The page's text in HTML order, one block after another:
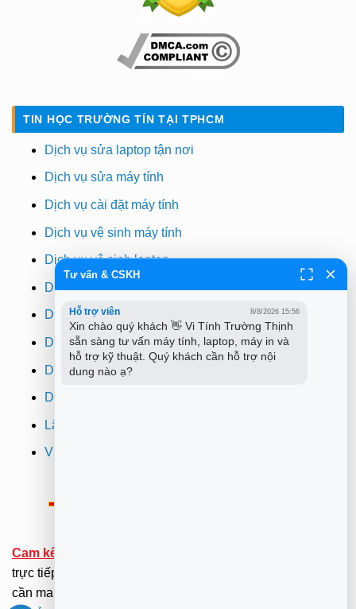
TIN HỌC TRƯỜNG TÍN TẠI TPHCM
Dịch vụ sửa laptop tận nơi
Dịch vụ sửa máy tính
Dịch vụ cài đặt máy tính
Dịch vụ vệ sinh máy tính
Dịch vụ vệ sinh laptop
Dịch vụ cài win
Dịch vụ cứu dữ liệu
Dịch vụ sửa wifi tại nhà
Dịch vụ sửa máy in
Dịch vụ nạp mực máy in
Lắp đặt camera quan sát tphcm
Vi tính Trường Thịnh
Cam kết:
trực tiếp của Khách hàng.(Hãy ở nhà gọi dịch vụ không
cần mang ra ngoài nắng mưa ). .
Tư vấn & CSKH
Hỗ trợ viên 8/8/2026 15:56
Xin chào quý khách 👋 Vi Tính Trường Thịnh
sẵn sàng tư vấn máy tính, laptop, máy in và
hỗ trợ kỹ thuật. Quý khách cần hỗ trợ nội
dung nào ạ?